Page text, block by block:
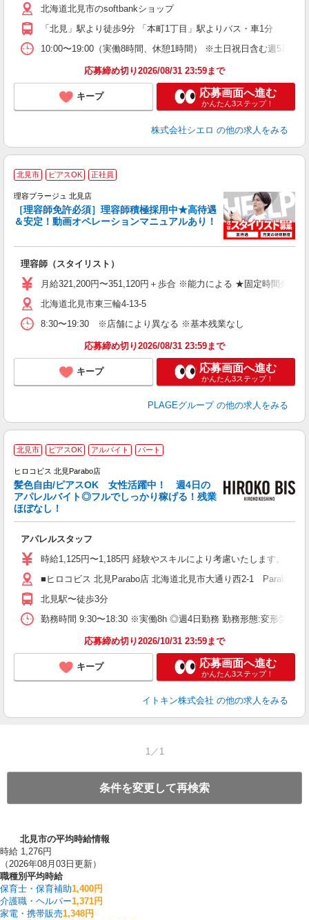
北海道北見市のsoftbankショップ
「北見」駅より徒歩9分 「本町1丁目」駅よりバス・車1分
10:00〜19:00（実働8時間、休憩1時間） ※土日祝日含む週5日勤務
応募締め切り2026/08/31 23:59まで
キープ 応募画面へ進む
かんたん3ステップ！
株式会社シエロ の他の求人をみる
北見市 ピアスOK 正社員
理容プラージュ 北見店
［理容師免許必須］理容師積極採用中★高待遇
＆安定！動画オペレーションマニュアルあり！
理容師（スタイリスト）
月給321,200円〜351,120円＋歩合 ※能力による ★固定時間外手
北海道北見市東三輪4-13-5
8:30〜19:30 ※店舗により異なる ※基本残業なし
応募締め切り2026/08/31 23:59まで
キープ 応募画面へ進む
かんたん3ステップ！
PLAGEグループ の他の求人をみる
北見市 ピアスOK アルバイト パート
ヒロコビス 北見Parabo店
髪色自由/ピアスOK 女性活躍中！ 週4日の
アパレルバイト◎フルでしっかり稼げる！残業
ほぼなし！
アパレルスタッフ
時給1,125円〜1,185円 経験やスキルにより考慮いたします。
■ヒロコビス 北見Parabo店 北海道北見市大通り西2-1 Parabo北
北見駅〜徒歩3分
勤務時間 9:30〜18:30 ※実働8h ◎週4日勤務 勤務形態:変形労働時
応募締め切り2026/10/31 23:59まで
キープ 応募画面へ進む
かんたん3ステップ！
イトキン株式会社 の他の求人をみる
1／1
条件を変更して再検索
北見市の平均時給情報
時給 1,276円
（2026年08月03日更新）
職種別平均時給
保育士・保育補助1,400円
介護職・ヘルパー1,371円
家電・携帯販売1,348円